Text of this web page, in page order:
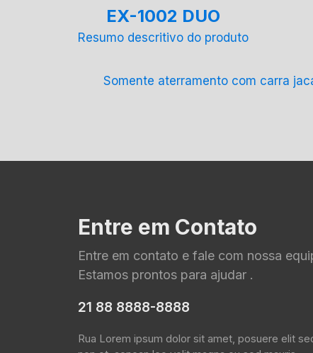
EX-1002 DUO
Resumo descritivo do produto
Somente aterramento com carra
Entre em Contato
Entre em contato e fale com nossa
Estamos prontos para ajudar .
21 88 8888-8888
Rua Lorem ipsum dolor sit amet, posuere elit